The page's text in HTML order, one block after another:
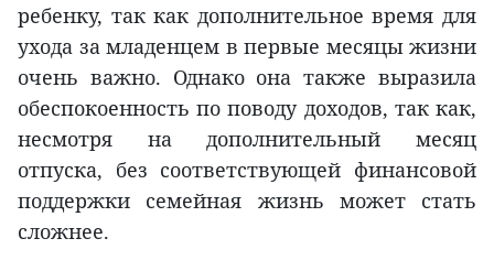
ребенку, так как дополнительное время для
ухода за младенцем в первые месяцы жизни
очень важно. Однако она также выразила
обеспокоенность по поводу доходов, так как,
несмотря на дополнительный месяц
отпуска, без соответствующей финансовой
поддержки семейная жизнь может стать
сложнее.